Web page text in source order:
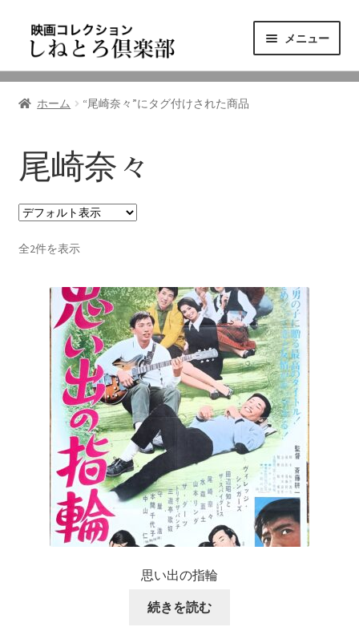
ゲ
シ
ン
へ
キ
プ
テ
ツ
ス
キ
プ
メニュー
ニュース
東三河の映画館
しねとろ倶楽部について
リンクの旅
ホーム “尾崎奈々”にタグ付けされた商品
尾崎奈々
全2件を表示
思い出の指輪
続きを読む